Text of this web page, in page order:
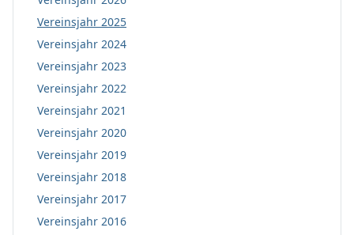
Vereinsjahr 2025
Vereinsjahr 2024
Vereinsjahr 2023
Vereinsjahr 2022
Vereinsjahr 2021
Vereinsjahr 2020
Vereinsjahr 2019
Vereinsjahr 2018
Vereinsjahr 2017
Vereinsjahr 2016